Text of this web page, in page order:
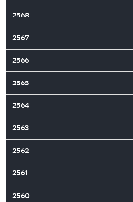
2568
2567
2566
2565
2564
2563
2562
2561
2560